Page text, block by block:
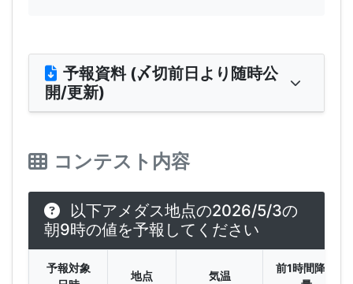
予報資料 (〆切前日より随時公
開/更新)
コンテスト内容
以下アメダス地点の2026/5/3の
朝9時の値を予報してください
予報対象
地点 気温
前1時間降水